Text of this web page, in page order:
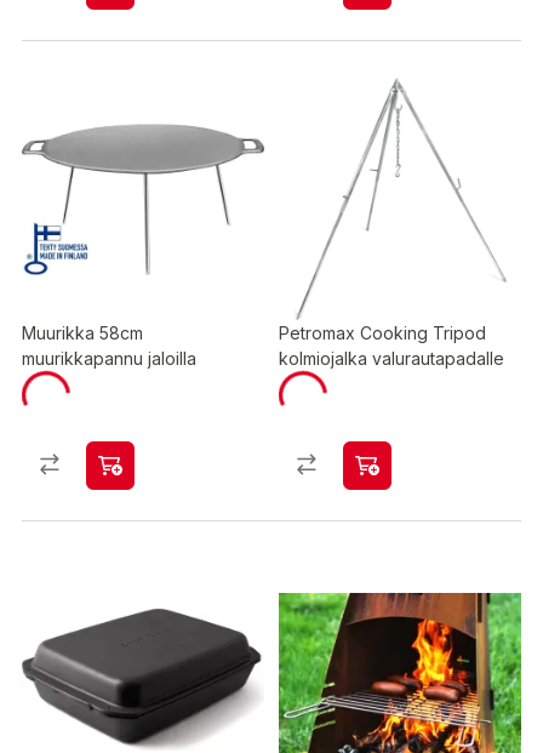
Muurikka 58cm
muurikkapannu jaloilla
Petromax Cooking Tripod
kolmiojalka valurautapadalle